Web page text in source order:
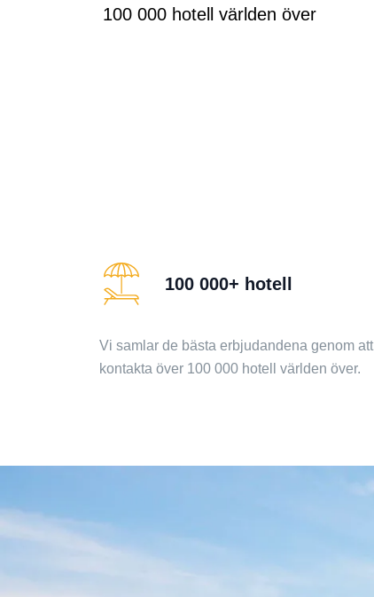
100 000 hotell världen över
100 000+ hotell
Vi samlar de bästa erbjudandena genom att
kontakta över 100 000 hotell världen över.